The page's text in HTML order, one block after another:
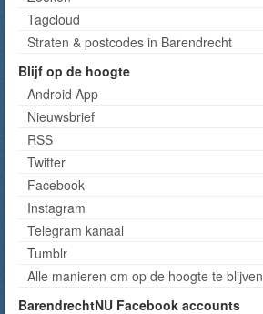
Tagcloud
Straten & postcodes in Barendrecht
Blijf op de hoogte
Android App
Nieuwsbrief
RSS
Twitter
Facebook
Instagram
Telegram kanaal
Tumblr
Alle manieren om op de hoogte te blijven
BarendrechtNU Facebook accounts